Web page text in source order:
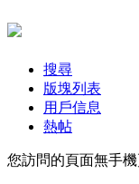
搜尋
版塊列表
用戶信息
熱帖
您訪問的頁面無手